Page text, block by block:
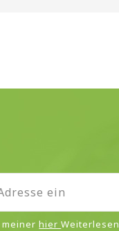
meinerhierWeiterlesen